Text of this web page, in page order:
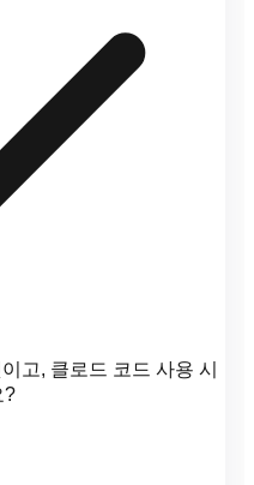
고, 클로드 코드 사용 시
?